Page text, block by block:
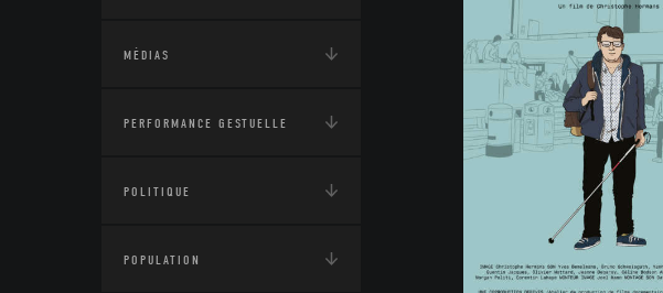
MÉDIAS
PERFORMANCE GESTUELLE
POLITIQUE
POPULATION